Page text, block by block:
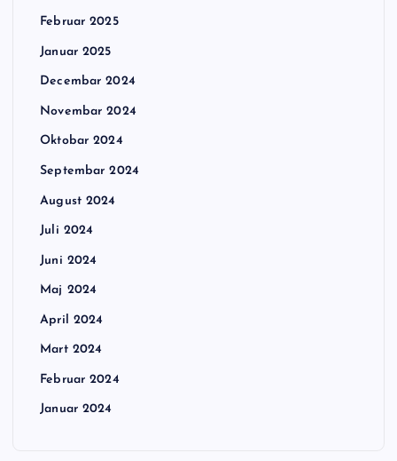
Februar 2025
Januar 2025
Decembar 2024
Novembar 2024
Oktobar 2024
Septembar 2024
August 2024
Juli 2024
Juni 2024
Maj 2024
April 2024
Mart 2024
Februar 2024
Januar 2024